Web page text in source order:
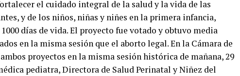
el cuidado integral de la salud y la vida de las
y de los niños, niñas y niñes en la primera infancia,
días de vida. El proyecto fue votado y obtuvo media
en la misma sesión que el aborto legal. En la Cámara de
proyectos en la misma sesión histórica de mañana, 29
pediatra, Directora de Salud Perinatal y Niñez del